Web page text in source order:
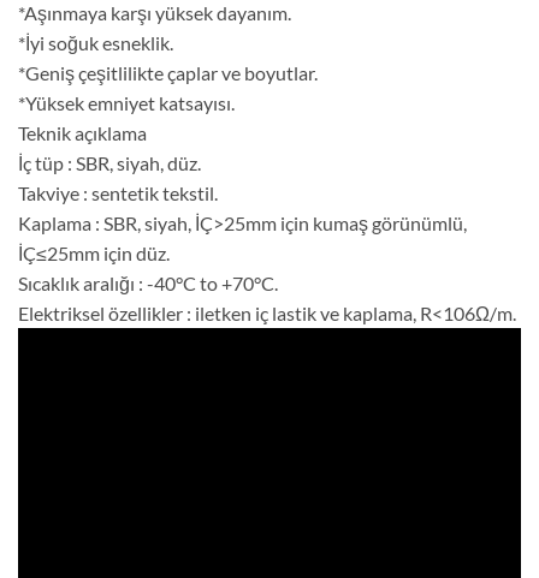
*Aşınmaya karşı yüksek dayanım.
*İyi soğuk esneklik.
*Geniş çeşitlilikte çaplar ve boyutlar.
*Yüksek emniyet katsayısı.
Teknik açıklama
İç tüp : SBR, siyah, düz.
Takviye : sentetik tekstil.
Kaplama : SBR, siyah, İÇ>25mm için kumaş görünümlü,
İÇ≤25mm için düz.
Sıcaklık aralığı : -40°C to +70°C.
Elektriksel özellikler : iletken iç lastik ve kaplama, R<106Ω/m.